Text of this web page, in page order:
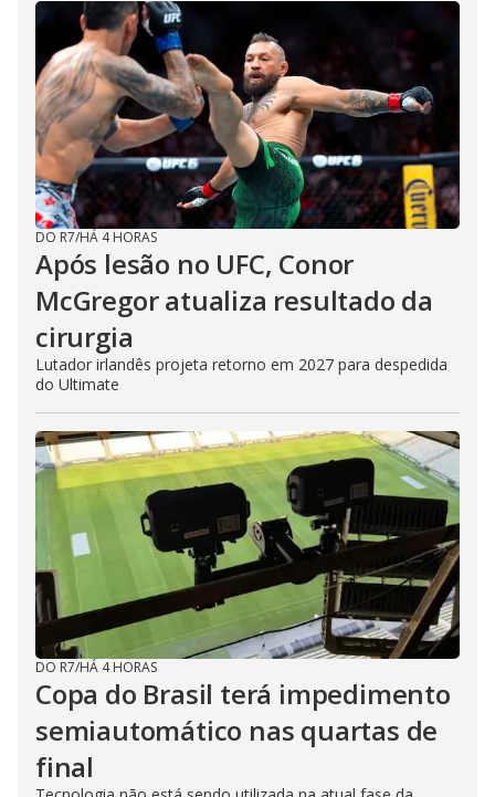
DO R7/HÁ 4 HORAS
Após lesão no UFC, Conor
McGregor atualiza resultado da
cirurgia
Lutador irlandês projeta retorno em 2027 para despedida
do Ultimate
DO R7/HÁ 4 HORAS
Copa do Brasil terá impedimento
semiautomático nas quartas de
final